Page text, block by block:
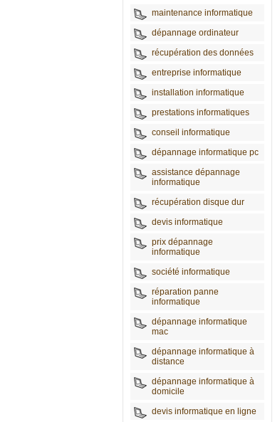
maintenance informatique
dépannage ordinateur
récupération des données
entreprise informatique
installation informatique
prestations informatiques
conseil informatique
dépannage informatique pc
assistance dépannage
informatique
récupération disque dur
devis informatique
prix dépannage
informatique
société informatique
réparation panne
informatique
dépannage informatique
mac
dépannage informatique à
distance
dépannage informatique à
domicile
devis informatique en ligne